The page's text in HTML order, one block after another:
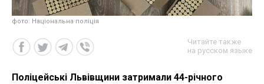
фото: Національна поліція
Читайте также
на русском языке
Поліцейські Львівщини затримали 44-річного